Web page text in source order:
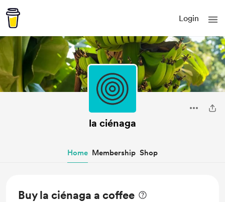
Login
la ciénaga
Home Membership Shop
Buy la ciénaga a coffee